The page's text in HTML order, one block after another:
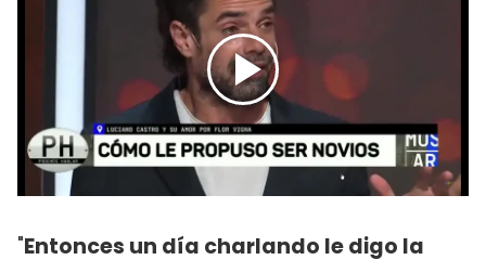
"Entonces un día charlando le digo la